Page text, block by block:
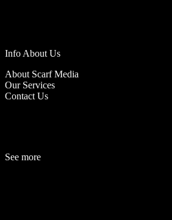
Info About Us
About Scarf Media
Our Services
Contact Us
See more